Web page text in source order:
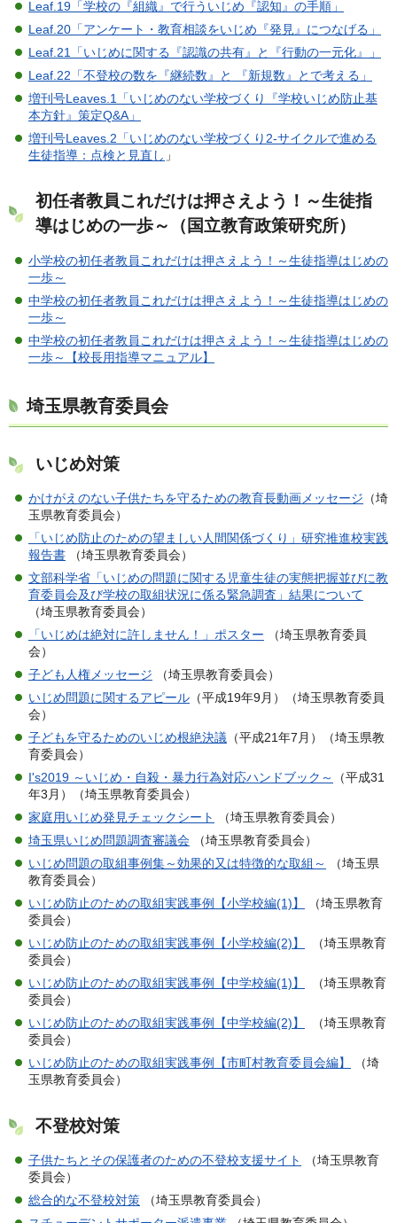
Leaf.19「学校の『組織』で行ういじめ『認知』の手順」
Leaf.20「アンケート・教育相談をいじめ『発見』につなげる」
Leaf.21「いじめに関する『認識の共有』と『行動の一元化』」
Leaf.22「不登校の数を『継続数』と 『新規数』とで考える」
増刊号Leaves.1「いじめのない学校づくり『学校いじめ防止基
本方針』策定Q&A」
増刊号Leaves.2「いじめのない学校づくり2-サイクルで進める
生徒指導：点検と見直し 」
初任者教員これだけは押さえよう！～生徒指
導はじめの一歩～（国立教育政策研究所）
小学校の初任者教員これだけは押さえよう！～生徒指導はじめの
一歩～
中学校の初任者教員これだけは押さえよう！～生徒指導はじめの
一歩～
中学校の初任者教員これだけは押さえよう！～生徒指導はじめの
一歩～【校長用指導マニュアル】
埼玉県教育委員会
いじめ対策
かけがえのない子供たちを守るための教育長動画メッセージ （埼
玉県教育委員会）
「いじめ防止のための望ましい人間関係づくり」研究推進校実践
報告書 （埼玉県教育委員会）
文部科学省「いじめの問題に関する児童生徒の実態把握並びに教
育委員会及び学校の取組状況に係る緊急調査」結果について
（埼玉県教育委員会）
「いじめは絶対に許しません！」ポスター （埼玉県教育委員
会）
子ども人権メッセージ （埼玉県教育委員会）
いじめ問題に関するアピール （平成19年9月）（埼玉県教育委員
会）
子どもを守るためのいじめ根絶決議 （平成21年7月）（埼玉県教
育委員会）
I's2019 ～いじめ・自殺・暴力行為対応ハンドブック～
（平成31
年3月）（埼玉県教育委員会）
家庭用いじめ発見チェックシート
（埼玉県教育委員会）
埼玉県いじめ問題調査審議会 （埼玉県教育委員会）
いじめ問題の取組事例集～効果的又は特徴的な取組～
（埼玉県
教育委員会）
いじめ防止のための取組実践事例【小学校編(1)】
（埼玉県教育
委員会）
いじめ防止のための取組実践事例【小学校編(2)】
（埼玉県教育
委員会）
いじめ防止のための取組実践事例【中学校編(1)】
（埼玉県教育
委員会）
いじめ防止のための取組実践事例【中学校編(2)】
（埼玉県教育
委員会）
いじめ防止のための取組実践事例【市町村教育委員会編】
（埼
玉県教育委員会）
不登校対策
子供たちとその保護者のための不登校支援サイト
（埼玉県教育
委員会）
総合的な不登校対策 （埼玉県教育委員会）